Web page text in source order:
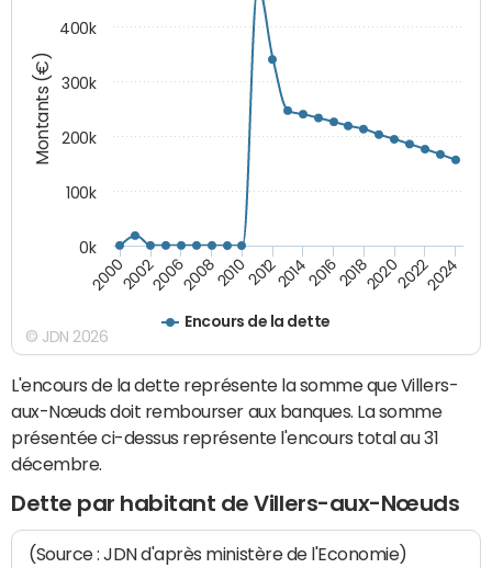
Montants (€)
Encours de la dette
200020022006200820102012201420162018202020222024
0k
100k
200k
300k
400k
© JDN 2026
L'encours de la dette représente la somme que Villers-
aux-Nœuds doit rembourser aux banques. La somme
présentée ci-dessus représente l'encours total au 31
décembre.
Dette par habitant de Villers-aux-Nœuds
(Source : JDN d'après ministère de l'Economie)